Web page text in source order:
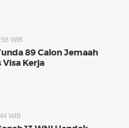
WIB
89 Calon Jemaah
Visa Kerja
WIB